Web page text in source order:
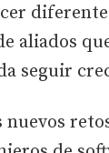
aliados
seguir